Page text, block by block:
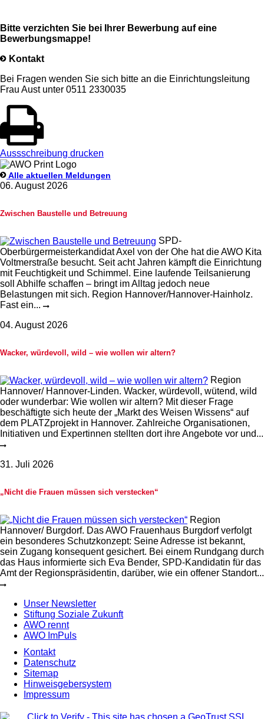
Bitte verzichten Sie bei Ihrer Bewerbung auf eine
Bewerbungsmappe!
Kontakt
Bei Fragen wenden Sie sich bitte an die Einrichtungsleitung
Frau Aust unter 0511 2330035
Aussschreibung drucken
Alle aktuellen Meldungen
06. August 2026
Zwischen Baustelle und Betreuung
SPD-
Oberbürgermeisterkandidat Axel von der Ohe hat die AWO Kita
Voltmerstraße besucht. Seit acht Jahren kämpft die Einrichtung
mit Feuchtigkeit und Schimmel. Eine laufende Teilsanierung
soll Abhilfe schaffen – bringt im Alltag jedoch neue
Belastungen mit sich. Region Hannover/Hannover-Hainholz.
Fast ein...
04. August 2026
Wacker, würdevoll, wild – wie wollen wir altern?
Region
Hannover/ Hannover-Linden. Wacker, würdevoll, wütend, wild
oder wunderbar: Wie wollen wir altern? Mit dieser Frage
beschäftigte sich heute der „Markt des Weisen Wissens“ auf
dem PLATZprojekt in Hannover. Zahlreiche Organisationen,
Initiativen und Expertinnen stellten dort ihre Angebote vor und...
31. Juli 2026
„Nicht die Frauen müssen sich verstecken“
Region
Hannover/ Burgdorf. Das AWO Frauenhaus Burgdorf verfolgt
ein besonderes Schutzkonzept: Seine Adresse ist bekannt,
sein Zugang konsequent gesichert. Bei einem Rundgang durch
das Haus informierte sich Eva Bender, SPD-Kandidatin für das
Amt der Regionspräsidentin, darüber, wie ein offener Standort...
Unser Newsletter
Stiftung Soziale Zukunft
AWO rennt
AWO ImPuls
Kontakt
Datenschutz
Sitemap
Hinweisgebersystem
Impressum